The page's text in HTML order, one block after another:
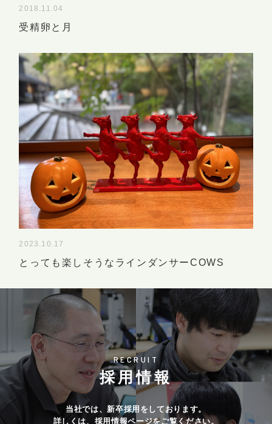
2018.11.04
受精卵と月
2023.10.17
とっても楽しそうなラインダンサーCOWS
RECRUIT
採用情報
当社では、新卒採用をしております。
詳しくは、採用情報ページをご覧ください。